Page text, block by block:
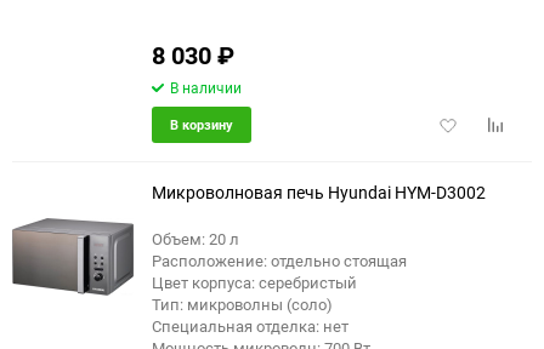
8 030₽
В наличии
Добавить
В корзину
Микроволновая печь Hyundai HYM-D3002
Объем: 20 л
Расположение: отдельно стоящая
Цвет корпуса: серебристый
Тип: микроволны (соло)
Специальная отделка: нет